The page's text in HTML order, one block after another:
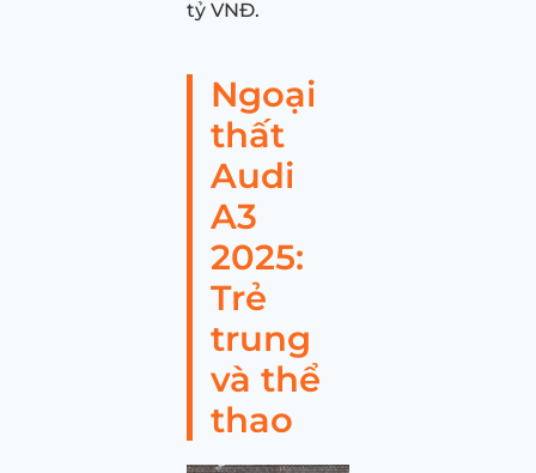
tỷ VNĐ.
Ngoại
thất
Audi
A3
2025:
Trẻ
trung
và thể
thao